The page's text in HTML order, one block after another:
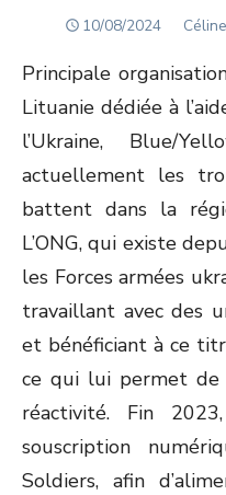
POSTED
10/08/2024 Author
Principale
Lituanie dédiée à
l’Ukraine, Blue/
actuellement les
battent dans la
L’ONG, qui existe
les Forces armées
travaillant avec des
et bénéficiant à ce
ce qui lui permet de
réactivité. Fin
souscription
Soldiers, afin